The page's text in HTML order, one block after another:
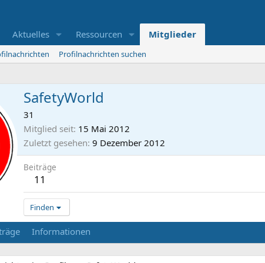
Aktuelles Ressourcen Mitglieder
Profilnachrichten suchen
SafetyWorld
31
Mitglied seit 15 Mai 2012
Zuletzt gesehen 9 Dezember 2012
Beiträge
11
Finden
Informationen